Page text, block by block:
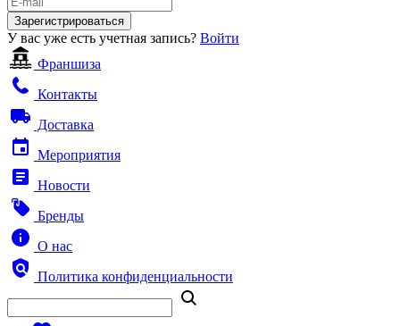
Зарегистрироваться
У вас уже есть учетная запись? Войти
Франшиза
Контакты
Доставка
Мероприятия
Новости
Бренды
О нас
Политика конфиденциальности